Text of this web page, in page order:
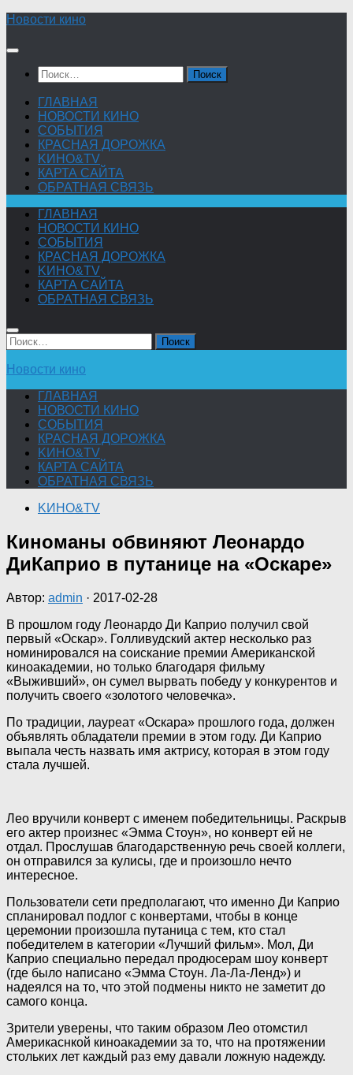
Skip
content
Новости кино
Найти:
ГЛАВНАЯ
НОВОСТИ КИНО
СОБЫТИЯ
КРАСНАЯ ДОРОЖКА
KИНО&TV
КАРТА САЙТА
ОБРАТНАЯ СВЯЗЬ
ГЛАВНАЯ
НОВОСТИ КИНО
СОБЫТИЯ
КРАСНАЯ ДОРОЖКА
KИНО&TV
КАРТА САЙТА
ОБРАТНАЯ СВЯЗЬ
Найти:
Новости кино
ГЛАВНАЯ
НОВОСТИ КИНО
СОБЫТИЯ
КРАСНАЯ ДОРОЖКА
KИНО&TV
КАРТА САЙТА
ОБРАТНАЯ СВЯЗЬ
KИНО&TV
Киноманы обвиняют Леонардо
ДиКаприо в путанице на «Оскаре»
Автор: admin · 2017-02-28
В прошлом году Леонардо Ди Каприо получил свой
первый «Оскар». Голливудский актер несколько раз
номинировался на соискание премии Американской
киноакадемии, но только благодаря фильму
«Выживший», он сумел вырвать победу у конкурентов и
получить своего «золотого человечка».
По традиции, лауреат «Оскара» прошлого года, должен
объявлять обладатели премии в этом году. Ди Каприо
выпала честь назвать имя актрису, которая в этом году
стала лучшей.
Лео вручили конверт с именем победительницы. Раскрыв
его актер произнес «Эмма Стоун», но конверт ей не
отдал. Прослушав благодарственную речь своей коллеги,
он отправился за кулисы, где и произошло нечто
интересное.
Пользователи сети предполагают, что именно Ди Каприо
спланировал подлог с конвертами, чтобы в конце
церемонии произошла путаница с тем, кто стал
победителем в категории «Лучший фильм». Мол, Ди
Каприо специально передал продюсерам шоу конверт
(где было написано «Эмма Стоун. Ла-Ла-Ленд») и
надеялся на то, что этой подмены никто не заметит до
самого конца.
Зрители уверены, что таким образом Лео отомстил
Америкаснкой киноакадемии за то, что на протяжении
стольких лет каждый раз ему давали ложную надежду.